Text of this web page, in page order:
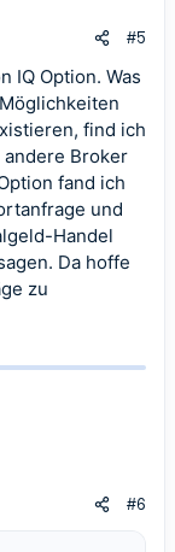
#5
IQ Option. Was
find ich
Broker
fand ich
und
Handel
Da hoffe
zu
#6